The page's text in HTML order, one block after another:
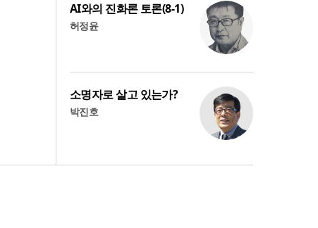
AI와의 진화론 토론(8-1)
허정윤
소명자로 살고 있는가?
박진호